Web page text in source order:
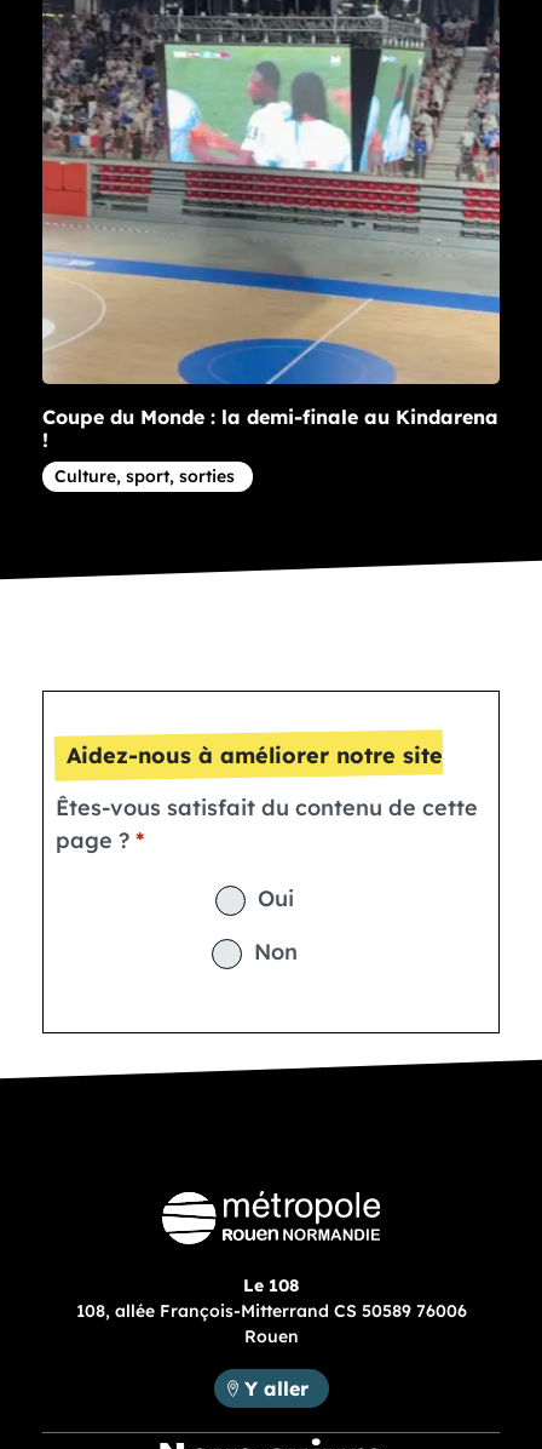
Coupe du Monde : la demi-finale au Kindarena
!
Article concernant la thématique
Culture, sport, sorties
Aidez-nous à améliorer notre site
Êtes-vous satisfait du contenu de cette
page ?
Oui
Non
Le 108
108, allée François-Mitterrand CS 50589 76006
Rouen
Métropole Rouen Normandie :
Y aller